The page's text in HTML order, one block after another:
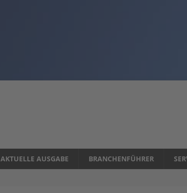
AKTUELLE AUSGABE BRANCHENFÜHRER